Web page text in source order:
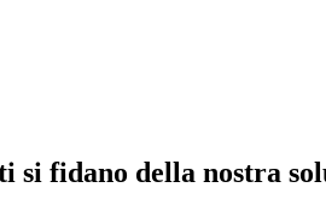
si fidano della nostra